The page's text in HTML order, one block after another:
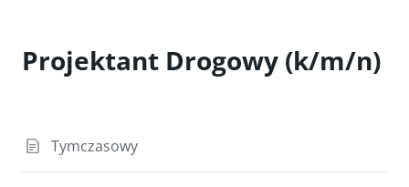
Projektant Drogowy (k/m/n)
Tymczasowy